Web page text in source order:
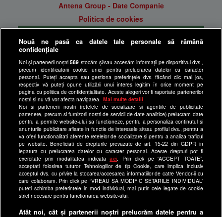
Antena Group - Date Companie
Politica de cookies
Politica de confidentialitate
Anunturi gratuite pe Lajumate.ro
Ultimele Stiri
Program Happy Channel
Echipa editorială
Site-uri Antena Group
a1.ro
antenastars.ro
as.ro
catine.ro
chefi.ro
deparinti.ro
medicool.ro
Nouă ne pasă ca datele tale personale să rămână
confidențiale
Noi și partenerii noștri589 stocăm și/sau accesăm informații pe dispozitivul dvs.,
precum identificatorii cookie unici pentru prelucrarea datelor cu caracter
personal. Puteți accepta sau gestiona preferințele dvs. făcând clic mai jos,
respectiv vă puteți opune utilizării unui interes legitim în orice moment pe
pagina cu politica de confidențialitate. Aceste alegeri vor fi raportate partenerilor
noștri și nu vă vor afecta navigarea.
Mai multe detalii
Noi si partenerii nostri (retelele de socializare si agentiile de publicitate
partenere, precum si furnizorii nostri de servicii de date analitice) prelucram date
pentru a permite website-ului sa functioneze, pentru a personaliza continutul si
anunturile publicitare afisate in functie de interesele si/sau profilul dvs., pentru a
va oferi functionalitati aferente retelelor de socializare si pentru a analiza traficul
pe website. Beneficiati de drepturile prevazute de art. 15-22 din GDPR in
legatura cu prelucrarea datelor cu caracter personal. Aceste drepturi pot fi
exercitate prin modalitatea indicataaici . Prin click pe “ACCEPT TOATE”,
acceptati folosirea tuturor Tehnologiilor de tip Cookie, care implica inclusiv
acceptul dvs. cu privire la stocarea/accesarea informatiilor de catre Vendor-ii cu
care colaboram. Prin click pe “VREAU SA MODIFIC SETARILE INDIVIDUAL”
puteti schimba preferintele in mod individual, mai putin cele legate de cookie
strict necesare pentru functionarea website-ului.
Atât noi, cât și partenerii noștri prelucrăm datele pentru a